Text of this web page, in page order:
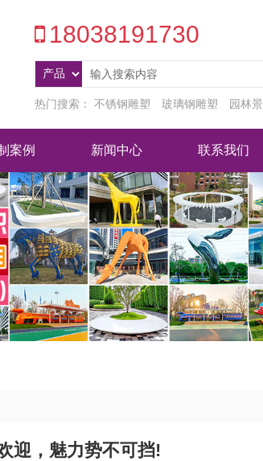
18038191730
热门搜索： 不锈钢雕塑 玻璃钢雕塑 园林
案例 新闻中心 联系我们
迎，魅力势不可挡!